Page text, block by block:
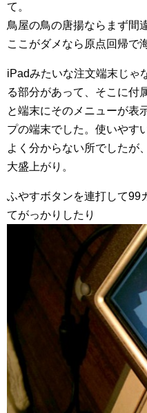
て。
鳥屋の鳥の唐揚ならまず間
ここがダメなら原点回帰で
iPadみたいな注文端末じゃ
る部分があって、そこに付
と端末にそのメニューが表
プの端末でした。使いやす
よく分からない所でしたが
大盛上がり。
ふやすボタンを連打して99
てがっかりしたり